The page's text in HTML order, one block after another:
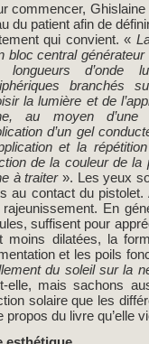
commencer,
du patient afin de
qui convient. «
bloc central
longueurs d’onde
branchés
la lumière et de
au moyen
d’un gel
et la
de la couleur de
à traiter». Les yeux
au contact du pistolet.
En
suffisent pour
dilatées, la
et les poils
du soleil sur la
elle, mais sachons
solaire que les
du livre qu’elle